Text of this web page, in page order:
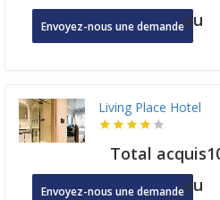
Envoyez-nous une demandeou
Living Place Hotel
Total
Envoyez-nous une demandeou